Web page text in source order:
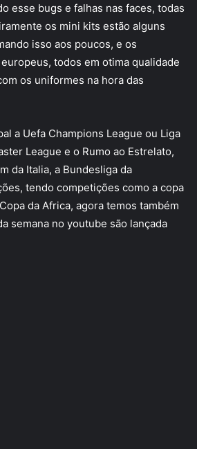
esse bugs e falhas nas faces, todas
os mini kits estão alguns
isso aos poucos, e os
todos em otima qualidade
os uniformes na hora das
a Uefa Champions League ou Liga
League e o Rumo ao Estrelato,
da Italia, a Bundesliga da
tendo competições como a copa
da Africa, agora temos também
semana no youtube são lançada